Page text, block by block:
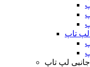
لپ تاپ
جانبی لپ تاپ